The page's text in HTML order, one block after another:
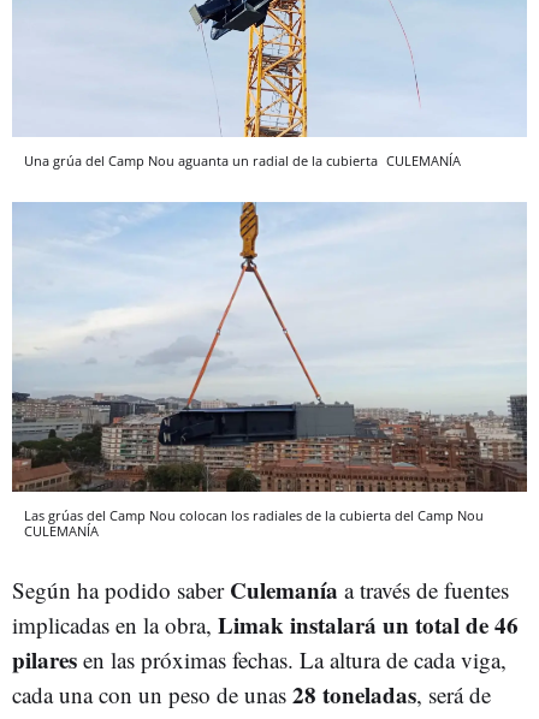
Una grúa del Camp Nou aguanta un radial de la cubierta CULEMANÍA
Las grúas del Camp Nou colocan los radiales de la cubierta del Camp Nou
CULEMANÍA
Según ha podido saber Culemanía a través de fuentes
implicadas en la obra, Limak instalará un total de 46
pilares en las próximas fechas. La altura de cada viga,
cada una con un peso de unas 28 toneladas, será de